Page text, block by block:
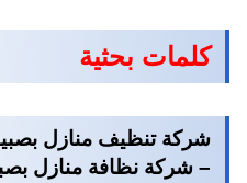
كلمات بحثية
شركة تنظيف منازل
– شركة نظافة منازل